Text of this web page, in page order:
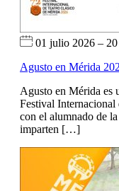
01 julio 2026 –
Agusto en Mérida
Agusto en Mérida es
Festival Internacional
con el alumnado de
imparten […]